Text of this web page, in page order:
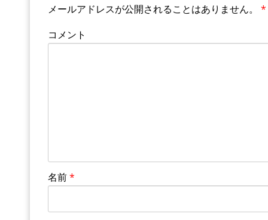
メールアドレスが公開されることはありません。 *
コメント
名前*